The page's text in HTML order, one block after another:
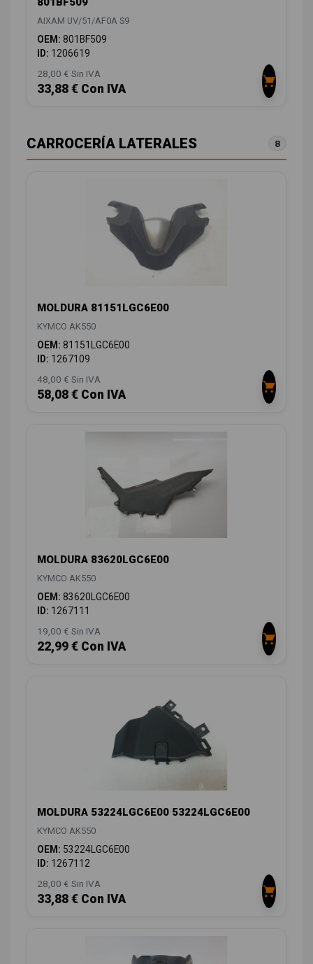
AIXAM UV/51/AF0A S9
OEM: 801BF509
ID: 1206619
28,00 € Sin IVA
33,88 € Con IVA
CARROCERÍA LATERALES 8
MOLDURA 81151LGC6E00
KYMCO AK550
OEM: 81151LGC6E00
ID: 1267109
48,00 € Sin IVA
58,08 € Con IVA
MOLDURA 83620LGC6E00
KYMCO AK550
OEM: 83620LGC6E00
ID: 1267111
19,00 € Sin IVA
22,99 € Con IVA
MOLDURA 53224LGC6E00 53224LGC6E00
KYMCO AK550
OEM: 53224LGC6E00
ID: 1267112
28,00 € Sin IVA
33,88 € Con IVA